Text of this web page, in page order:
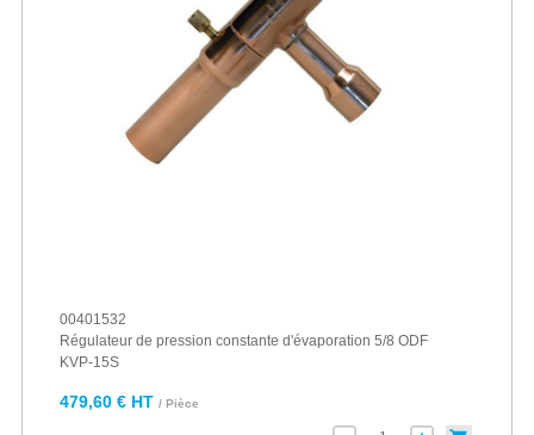
00401532
Régulateur de pression constante d'évaporation 5/8 ODF
KVP-15S
479,60 € HT / Pièce